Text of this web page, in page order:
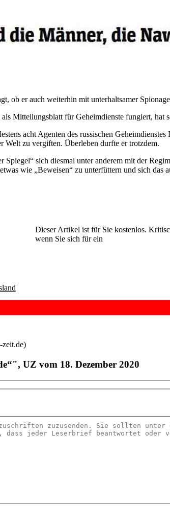
ob er auch weiterhin mit unterhaltsamer
Mitteilungsblatt für Geheimdienste fungiert,
acht Agenten des russischen
zu vergiften. Überleben durfte er trotzdem.
sich diesmal unter anderem mit der
wie „Beweisen“ zu unterfüttern und sich
Dieser Artikel ist für Sie kostenlos.
wenn Sie sich für ein
zeit.de)
UZ vom 18. Dezember 2020